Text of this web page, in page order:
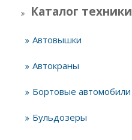
Каталог техники
Автовышки
Автокраны
Бортовые автомобили
Бульдозеры